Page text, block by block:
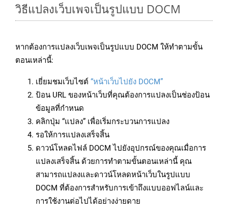
วิธีแปลงเว็บเพจเป็นรูปแบบ DOCM
หากต้องการแปลงเว็บเพจเป็นรูปแบบ DOCM ให้ทำตามขั้น
ตอนเหล่านี้:
เยี่ยมชมเว็บไซต์ “หน้าเว็บไปยัง DOCM”
ป้อน URL ของหน้าเว็บที่คุณต้องการแปลงเป็นช่องป้อน
ข้อมูลที่กำหนด
คลิกปุ่ม “แปลง” เพื่อเริ่มกระบวนการแปลง
รอให้การแปลงเสร็จสิ้น
ดาวน์โหลดไฟล์ DOCM ไปยังอุปกรณ์ของคุณเมื่อการ
แปลงเสร็จสิ้น ด้วยการทำตามขั้นตอนเหล่านี้ คุณ
สามารถแปลงและดาวน์โหลดหน้าเว็บในรูปแบบ
DOCM ที่ต้องการสำหรับการเข้าถึงแบบออฟไลน์และ
การใช้งานต่อไปได้อย่างง่ายดาย